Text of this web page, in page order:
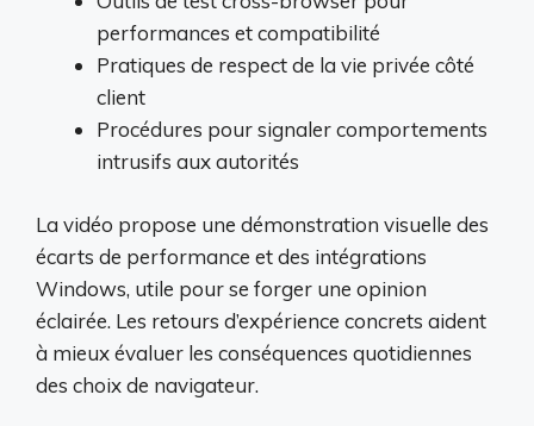
performances et compatibilité
Pratiques de respect de la vie privée côté
client
Procédures pour signaler comportements
intrusifs aux autorités
La vidéo propose une démonstration visuelle des
écarts de performance et des intégrations
Windows, utile pour se forger une opinion
éclairée. Les retours d’expérience concrets aident
à mieux évaluer les conséquences quotidiennes
des choix de navigateur.